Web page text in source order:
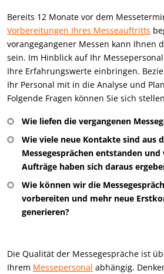
Bereits 12 Monate vor dem
Vorbereitungen Ihres Messeauftritts
vorangegangener Messen kann Ihnen
sein. Im Hinblick auf Ihr
Ihre Erfahrungswerte einbringen.
Ihr Personal mit in die Analyse und
Folgende Fragen können Sie sich
Wie liefen die vergangenen
Wie viele neue Kontakte sind aus
Messegesprächen entstanden und
Aufträge haben sich daraus
Wie können wir die
vorbereiten und mehr neue
generieren?
Die Qualität der Messegespräche ist
Ihrem Messepersonal abhängig.